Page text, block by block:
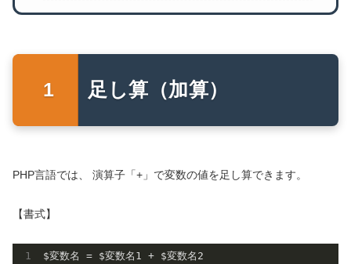
足し算（加算）
PHP言語では、 演算子「+」で変数の値を足し算できます。
【書式】
$変数名 = $変数名 1 + $変数名 2